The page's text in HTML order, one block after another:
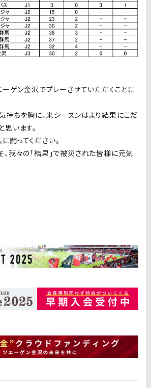
ゲン金沢でプレーさせていただくことに
持ちを胸に、来シーズンはより結果にこだ
います。
闘ってください。
、我々の「結果」で被災された皆様に元気